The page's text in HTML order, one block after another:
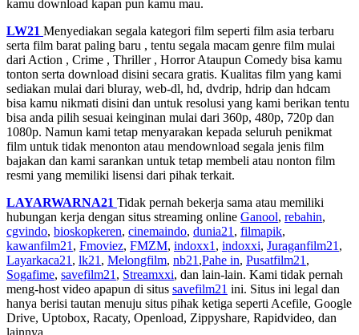
kamu download kapan pun kamu mau.
LW21 Menyediakan segala kategori film seperti film asia terbaru
serta film barat paling baru , tentu segala macam genre film mulai
dari Action , Crime , Thriller , Horror Ataupun Comedy bisa kamu
tonton serta download disini secara gratis. Kualitas film yang kami
sediakan mulai dari bluray, web-dl, hd, dvdrip, hdrip dan hdcam
bisa kamu nikmati disini dan untuk resolusi yang kami berikan tentu
bisa anda pilih sesuai keinginan mulai dari 360p, 480p, 720p dan
1080p. Namun kami tetap menyarakan kepada seluruh penikmat
film untuk tidak menonton atau mendownload segala jenis film
bajakan dan kami sarankan untuk tetap membeli atau nonton film
resmi yang memiliki lisensi dari pihak terkait.
LAYARWARNA21 Tidak pernah bekerja sama atau memiliki
hubungan kerja dengan situs streaming online Ganool, rebahin,
cgvindo, bioskopkeren, cinemaindo, dunia21 , filmapik,
kawanfilm21 , Fmoviez, FMZM, indoxx1 , indoxxi, Juraganfilm21 ,
Layarkaca21 , lk21 , Melongfilm, nb21 ,Pahe in, Pusatfilm21 ,
Sogafime, savefilm21 , Streamxxi, dan lain-lain. Kami tidak pernah
meng-host video apapun di situs savefilm21 ini. Situs ini legal dan
hanya berisi tautan menuju situs pihak ketiga seperti Acefile, Google
Drive, Uptobox, Racaty, Openload, Zippyshare, Rapidvideo, dan
lainnya.